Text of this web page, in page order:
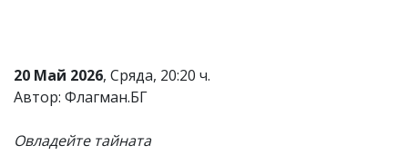
се
въвеждат
от
редакцията
20 Май 2026, Сряда, 20:20 ч.
Автор: Флагман.БГ
Овладейте тайната